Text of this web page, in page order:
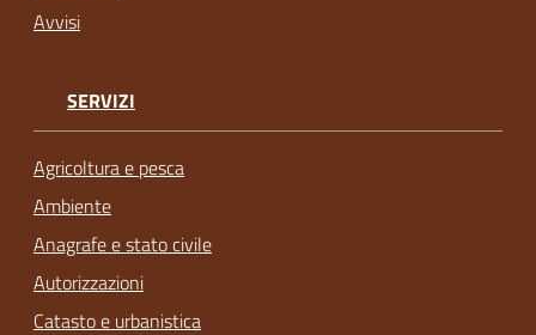
Avvisi
SERVIZI
Agricoltura e pesca
Ambiente
Anagrafe e stato civile
Autorizzazioni
Catasto e urbanistica